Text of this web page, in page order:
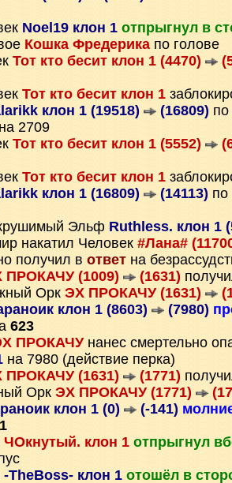
Noel19 клон 1 отпрыгнул в
Кошка Фредерикапо голове
Тот кто бесит клон 1 (4470)
Тот кто бесит клон 1
клон 1 (19518) (16809)
на 2709
Тот кто бесит клон 1 (5552)
Тот кто бесит клон 1
клон 1 (16809) (14113) по
Эльф Ruthless. клон 1
накатил Человек #Лана#
получил в ответ на
ПРОКАЧУ (1009) (1631)
Орк ЭХ ПРОКАЧУ (1631)
клон 1 (8603) (7980)
623
ПРОКАЧУнанес смертельно
на 7980 (действие перка)
ПРОКАЧУ (1631) (1771)
Орк ЭХ ПРОКАЧУ (1771)
клон 1 (0) (-141)
ЧОкнутый. клон 1 отпрыгнул
-TheBoss- клон 1 отошёл в